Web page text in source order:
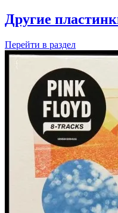
Другие
Перейти в раздел